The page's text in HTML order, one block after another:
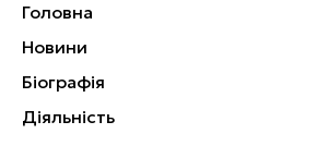
Головна
Новини
Біографія
Діяльність